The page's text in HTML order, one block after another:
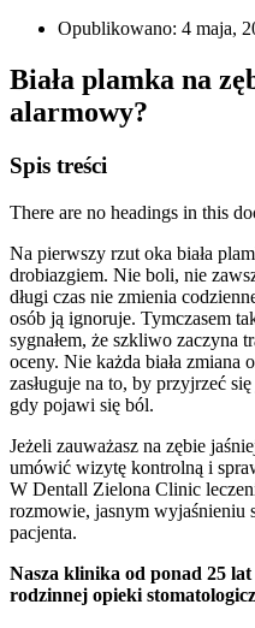
Opublikowano: 4 maja,
Biała plamka na
alarmowy?
Spis treści
There are no headings in this
Na pierwszy rzut oka biała
drobiazgiem. Nie boli, nie
długi czas nie zmienia
osób ją ignoruje. Tymczasem
sygnałem, że szkliwo zaczyna
oceny. Nie każda biała zmiana
zasługuje na to, by przyjrzeć
gdy pojawi się ból.
Jeżeli zauważasz na zębie
umówić wizytę kontrolną i
W Dentall Zielona Clinic
rozmowie, jasnym wyjaśnieniu
pacjenta.
Nasza klinika od ponad 25 lat
rodzinnej opieki